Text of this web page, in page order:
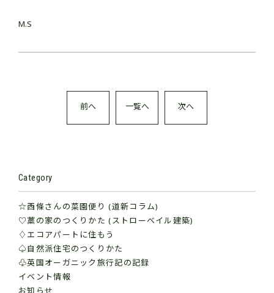
M.S
前へ 一覧へ 次へ
Category
☆西條さんの菜園便り (道新コラム)
♡藁の家のつくりかた (ストローベイル建築)
♢エコアパートに住もう
♤自然派住宅のつくりかた
♧英国オーガニック旅行記の記録
イベント情報